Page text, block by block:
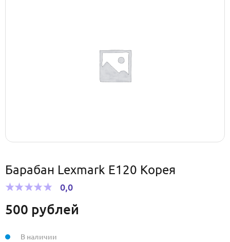
Барабан Lexmark E120 Корея
0,0
500 рублей
В наличии